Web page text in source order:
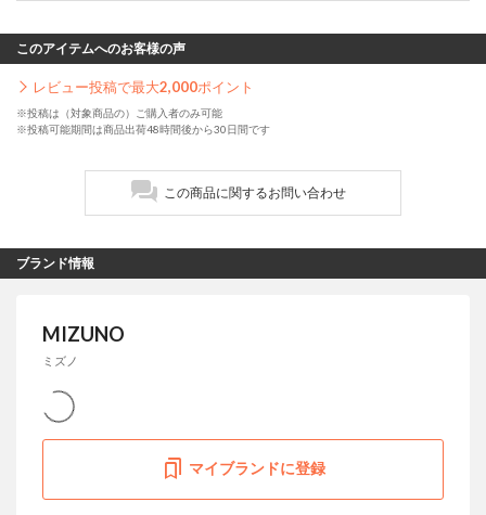
このアイテムへのお客様の声
レビュー投稿で最大2,000ポイント
※投稿は（対象商品の）ご購入者のみ可能
※投稿可能期間は商品出荷48時間後から30日間です
この商品に関するお問い合わせ
ブランド情報
MIZUNO
ミズノ
マイブランドに登録